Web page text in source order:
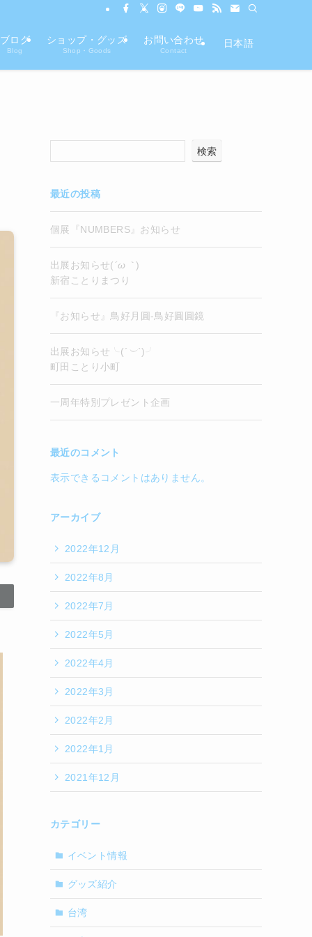
ブログ
Blog
ショップ・グッズ
Shop・Goods
お問い合わせ
Contact
日本語
検索
最近の投稿
個展『NUMBERS』お知らせ
出展お知らせ( ´ω｀)
新宿ことりまつり
『お知らせ』鳥好月圓-鳥好圓圓鏡
出展お知らせ╰(´︶`)╯
町田ことり小町
一周年特別プレゼント企画
最近のコメント
表示できるコメントはありません。
アーカイブ
2022年12月
2022年8月
2022年7月
2022年5月
2022年4月
2022年3月
2022年2月
2022年1月
2021年12月
カテゴリー
イベント情報
グッズ紹介
台湾